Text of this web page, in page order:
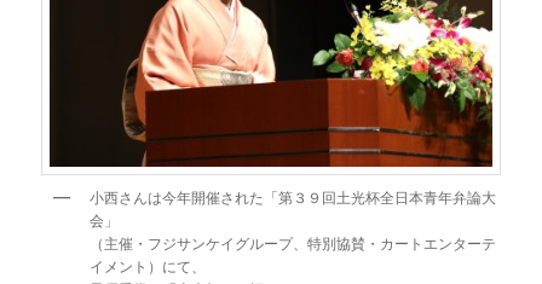
小西さんは今年開催された「第３９回土光杯全日本青年弁論大
会」
（主催・フジサンケイグループ、特別協賛・カートエンターテ
イメント）にて、